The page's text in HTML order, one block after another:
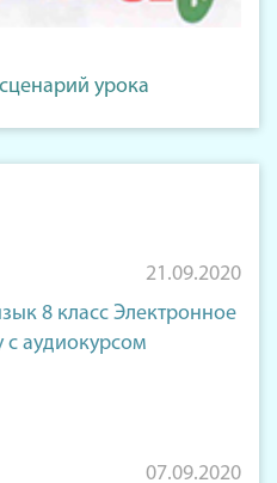
урока
21.09.2020
8 класс Электронное
с аудиокурсом
07.09.2020